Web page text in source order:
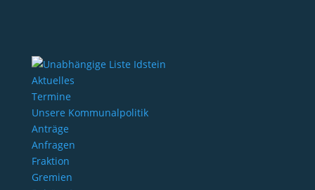
Aktuelles
Termine
Unsere Kommunalpolitik
Anträge
Anfragen
Fraktion
Gremien